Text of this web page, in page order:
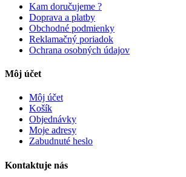
Kam doručujeme ?
Doprava a platby
Obchodné podmienky
Reklamačný poriadok
Ochrana osobných údajov
Môj účet
Môj účet
Košík
Objednávky
Moje adresy
Zabudnuté heslo
Kontaktuje nás